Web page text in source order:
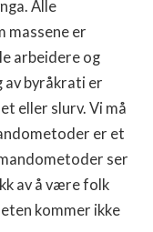
Alle
massene er
arbeidere og
av byråkrati er
eller slurv. Vi må
er et
ser
av å være folk
kommer ikke